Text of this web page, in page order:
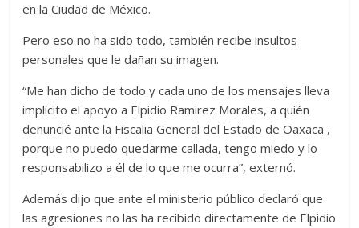
en la Ciudad de México.
Pero eso no ha sido todo, también recibe insultos
personales que le dañan su imagen.
“Me han dicho de todo y cada uno de los mensajes lleva
implícito el apoyo a Elpidio Ramirez Morales, a quién
denuncié ante la Fiscalia General del Estado de Oaxaca ,
porque no puedo quedarme callada, tengo miedo y lo
responsabilizo a él de lo que me ocurra”, externó.
Además dijo que ante el ministerio público declaró que
las agresiones no las ha recibido directamente de Elpidio